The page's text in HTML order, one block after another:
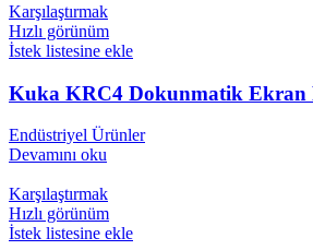
Karşılaştırmak
Hızlı görünüm
İstek listesine ekle
Kuka KRC4 Dokunmatik Ekran
Endüstriyel Ürünler
Devamını oku
Karşılaştırmak
Hızlı görünüm
İstek listesine ekle